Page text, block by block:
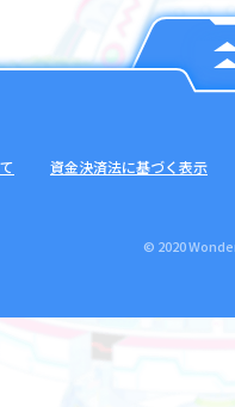
資金決済法に基づく表示
© 2020